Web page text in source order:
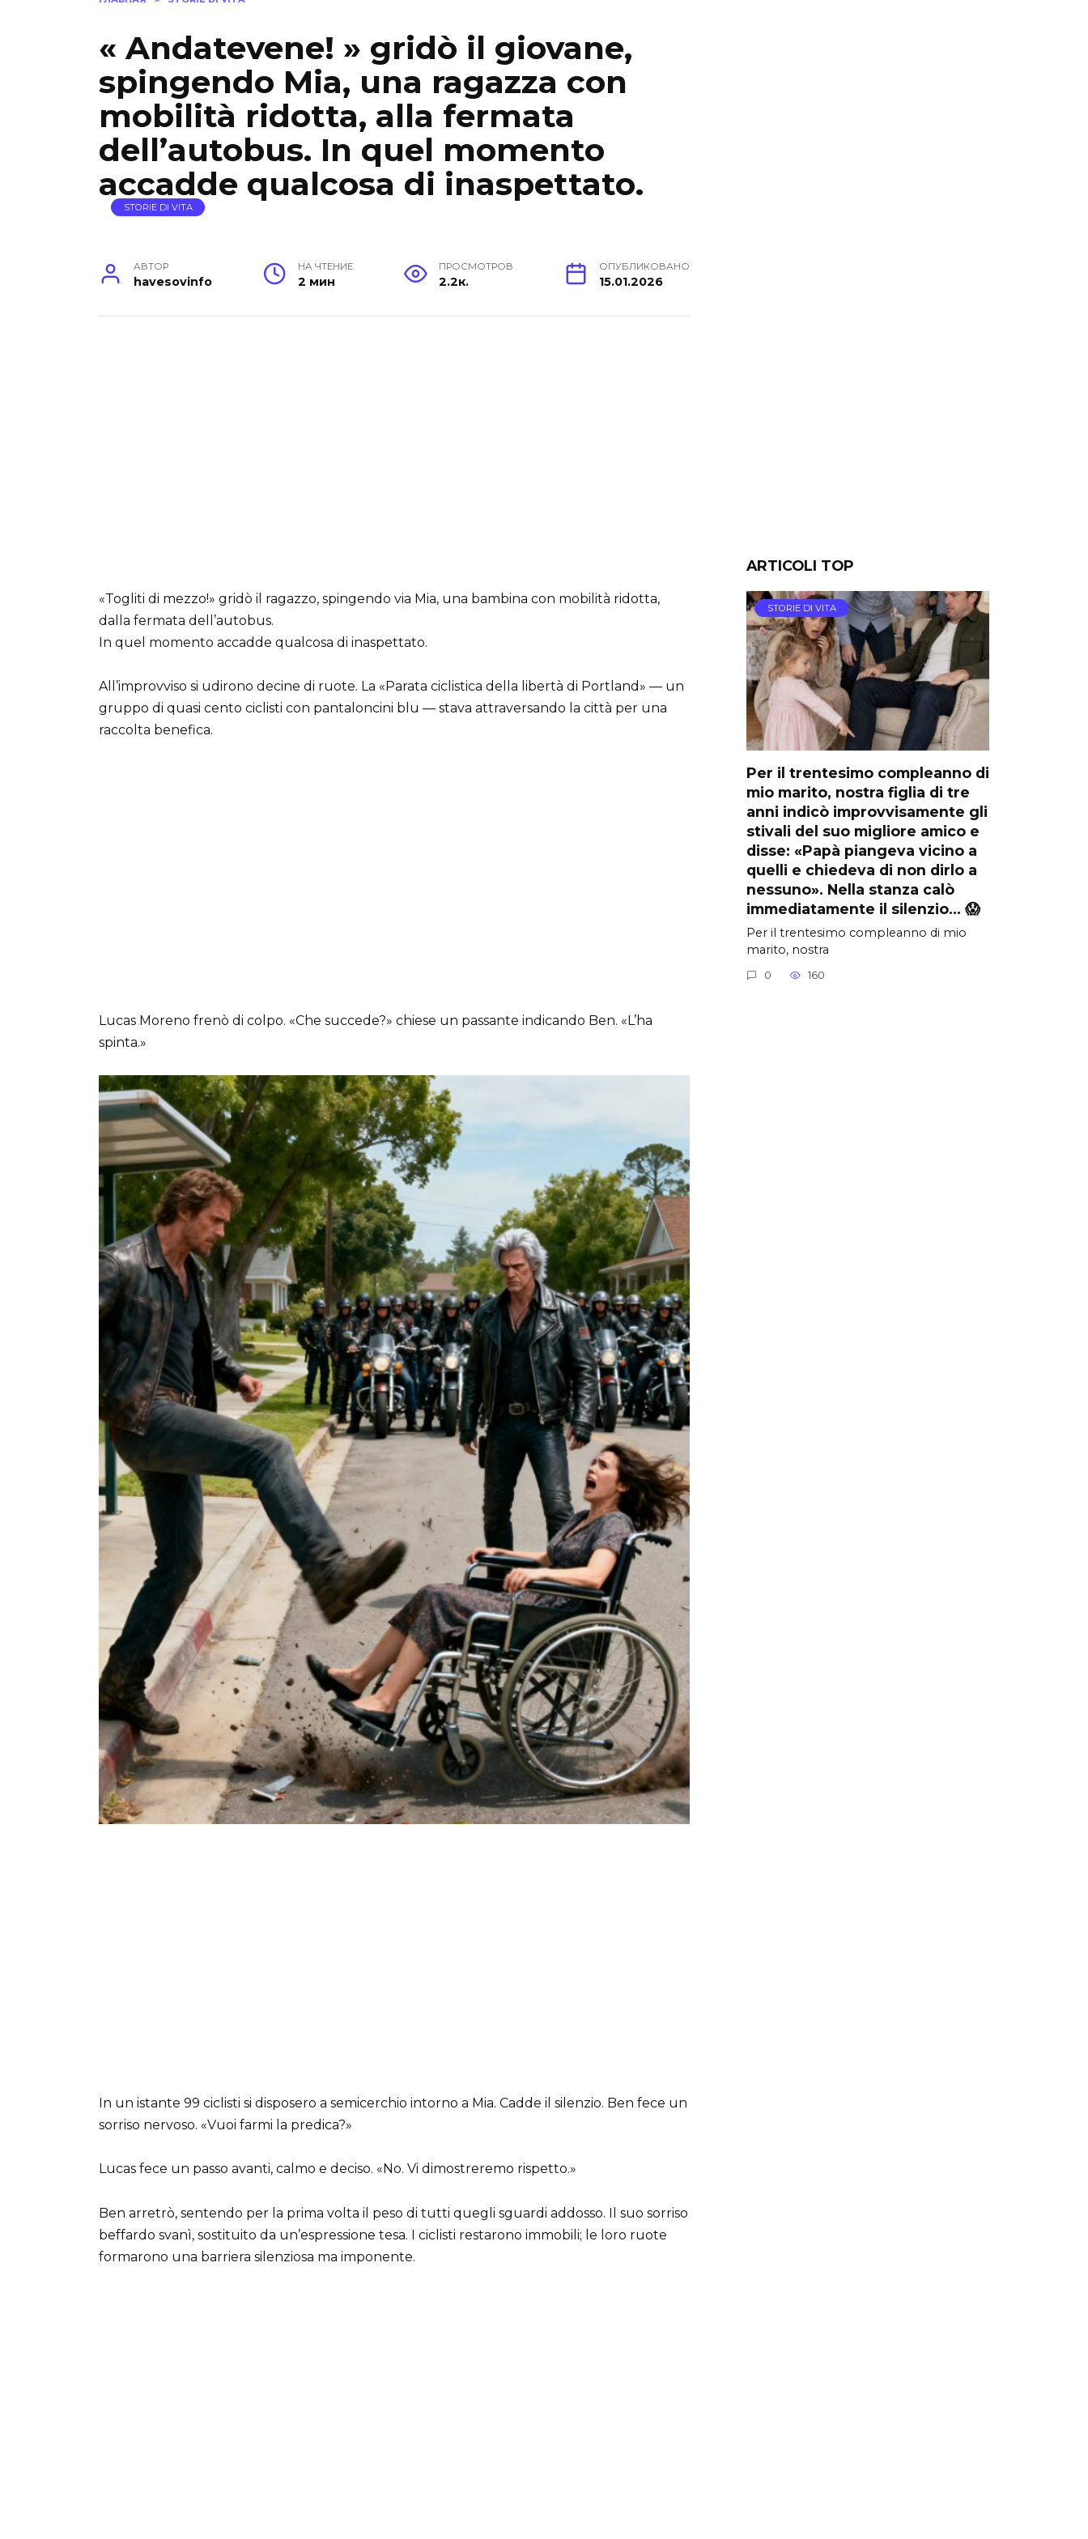
« Andatevene! » gridò il giovane,
spingendo Mia, una ragazza con
mobilità ridotta, alla fermata
dell’autobus. In quel momento
accadde qualcosa di inaspettato.
STORIE DI VITA
АВТОР
havesovinfo
НА ЧТЕНИЕ
2 мин
ПРОСМОТРОВ
2.2к.
ОПУБЛИКОВАНО
15.01.2026
«Togliti di mezzo!» gridò il ragazzo, spingendo via Mia, una bambina con mobilità ridotta,
dalla fermata dell’autobus.
In quel momento accadde qualcosa di inaspettato.
All’improvviso si udirono decine di ruote. La «Parata ciclistica della libertà di Portland» — un
gruppo di quasi cento ciclisti con pantaloncini blu — stava attraversando la città per una
raccolta benefica.
Lucas Moreno frenò di colpo. «Che succede?» chiese un passante indicando Ben. «L’ha
spinta.»
In un istante 99 ciclisti si disposero a semicerchio intorno a Mia. Cadde il silenzio. Ben fece un
sorriso nervoso. «Vuoi farmi la predica?»
Lucas fece un passo avanti, calmo e deciso. «No. Vi dimostreremo rispetto.»
Ben arretrò, sentendo per la prima volta il peso di tutti quegli sguardi addosso. Il suo sorriso
beffardo svanì, sostituito da un’espressione tesa. I ciclisti restarono immobili; le loro ruote
formarono una barriera silenziosa ma imponente.
ARTICOLI TOP
STORIE DI VITA
Per il trentesimo compleanno di
mio marito, nostra figlia di tre
anni indicò improvvisamente gli
stivali del suo migliore amico e
disse: «Papà piangeva vicino a
quelli e chiedeva di non dirlo a
nessuno». Nella stanza calò
immediatamente il silenzio… 😱
Per il trentesimo compleanno di mio
marito, nostra
0 160